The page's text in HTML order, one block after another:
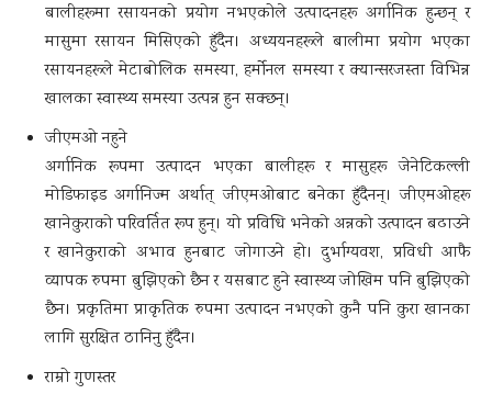
बालीहरूमा रसायनको प्रयोग नभएकोले उत्पादनहरू अर्गानिक हुन्छन् र
मासुमा रसायन मिसिएको हुँदैन। अध्ययनहरूले बालीमा प्रयोग भएका
रसायनहरूले मेटाबोलिक समस्या, हर्मोनल समस्या र क्यान्सरजस्ता विभिन्न
खालका स्वास्थ्य समस्या उत्पन्न हुन सक्छन्।
जीएमओ नहुने
अर्गानिक रूपमा उत्पादन भएका बालीहरू र मासुहरू जेनेटिकल्ली
मोडिफाइड अर्गानिज्म अर्थात् जीएमओबाट बनेका हुँदैनन्। जीएमओहरू
खानेकुराको परिवर्तित रूप हुन्। यो प्रविधि भनेको अन्नको उत्पादन बढाउने
र खानेकुराको अभाव हुनबाट जोगाउने हो। दुर्भाग्यवश, प्रविधी आफै
व्यापक रुपमा बुझिएको छैन र यसबाट हुने स्वास्थ्य जोखिम पनि बुझिएको
छैन। प्रकृतिमा प्राकृतिक रुपमा उत्पादन नभएको कुनै पनि कुरा खानका
लागि सुरक्षित ठानिनु हुँदैन।
राम्रो गुणस्तर